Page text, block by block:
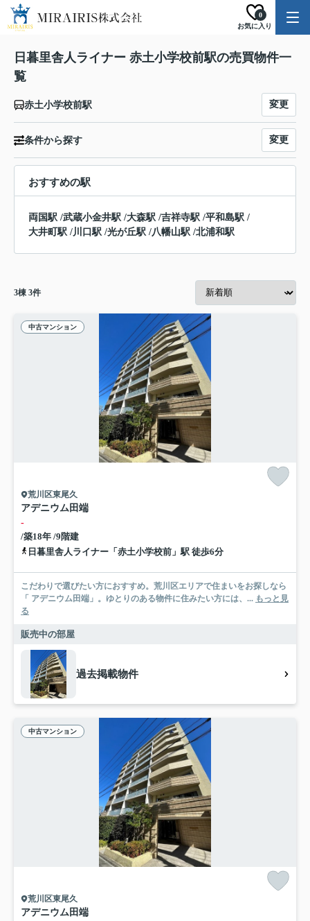
お気に入り
0
日暮里舎人ライナー 赤土小学校前駅の売買物件一
覧
赤土小学校前駅 変更
条件から探す 変更
おすすめの駅
両国駅 /武蔵小金井駅 /大森駅 /吉祥寺駅 /平和島駅 /
大井町駅 /川口駅 /光が丘駅 /八幡山駅 /北浦和駅
3棟 3件
中古マンション
荒川区東尾久
アデニウム田端
-
/築18年 /9階建
日暮里舎人ライナー「赤土小学校前」駅 徒歩6分
こだわりで選びたい方におすすめ。荒川区エリアで住まいをお探しなら
「 アデニウム田端」。ゆとりのある物件に住みたい方には、... もっと見
る
販売中の部屋
過去掲載物件
中古マンション
荒川区東尾久
アデニウム田端